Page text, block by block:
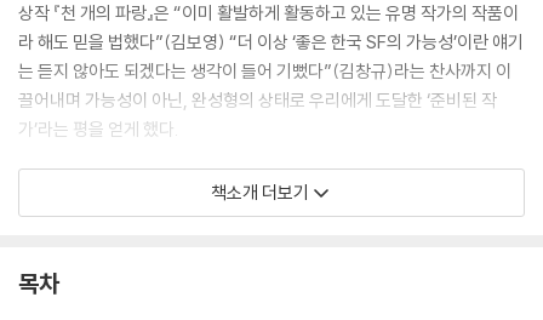
상작 『천 개의 파랑』은 “이미 활발하게 활동하고 있는 유명 작가의 작품이
라 해도 믿을 법했다”(김보영) “더 이상 ‘좋은 한국 SF의 가능성’이란 얘기
는 듣지 않아도 되겠다는 생각이 들어 기뻤다”(김창규)라는 찬사까지 이
끌어내며 가능성이 아닌, 완성형의 상태로 우리에게 도달한 ‘준비된 작
가’라는 평을 얻게 했다.
천선란의 활발한 횡보는 여기서 그치지 않고 『밤에 찾아오는 구원자』 『나
인』 『노랜드』에까지 계속 됐고, 이제는 더 이상 장르소설의 자장 안에서만
자들에게 사랑받는 전무후무한 작가가 되었다.
책소개 더보기
목차